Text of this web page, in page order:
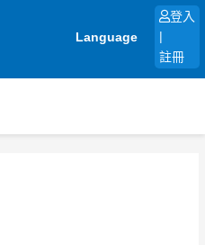
Language
登入
註冊